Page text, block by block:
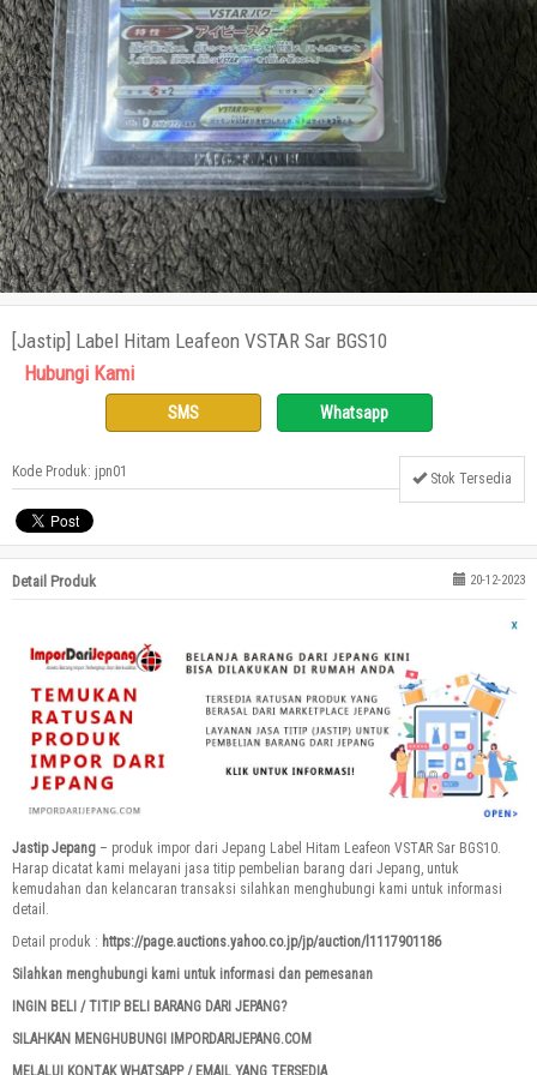
[Jastip] Label Hitam Leafeon VSTAR Sar BGS10
Hubungi Kami
SMS Whatsapp
Kode Produk: jpn01 Stok Tersedia
Detail Produk 20-12-2023
Jastip Jepang – produk impor dari Jepang Label Hitam Leafeon VSTAR Sar BGS10.
Harap dicatat kami melayani jasa titip pembelian barang dari Jepang, untuk
kemudahan dan kelancaran transaksi silahkan menghubungi kami untuk informasi
detail.
Detail produk : https://page.auctions.yahoo.co.jp/jp/auction/l1117901186
Silahkan menghubungi kami untuk informasi dan pemesanan
INGIN BELI / TITIP BELI BARANG DARI JEPANG?
SILAHKAN MENGHUBUNGI IMPORDARIJEPANG.COM
MELALUI KONTAK WHATSAPP / EMAIL YANG TERSEDIA